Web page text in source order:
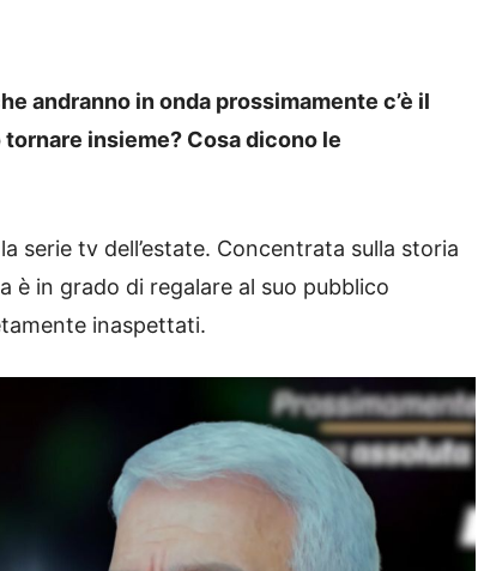
andranno in onda prossimamente c’è il
insieme? Cosa dicono le
serie tv dell’estate. Concentrata sulla storia
è in grado di regalare al suo pubblico
inaspettati.